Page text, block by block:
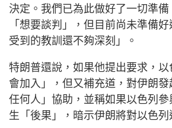
決定。我們已為此做好了一切準
「想要談判」，但目前尚未準備
受到的教訓還不夠深刻」。
特朗普還說，如果他提出要求，
會加入」，但又補充道，對伊朗
任何人」協助，並稱如果以色列
生「後果」，暗示伊朗將對以色列